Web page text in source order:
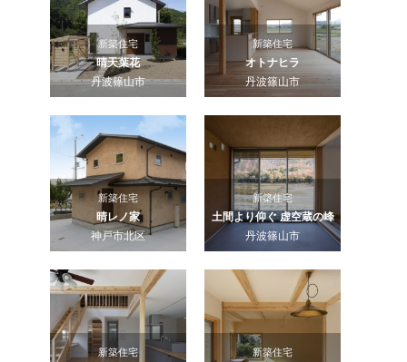
新築住宅
晴天葉花
丹波篠山市
新築住宅
オトナヒラ
丹波篠山市
新築住宅
晴レノ家
神戸市北区
新築住宅
土間より仰ぐ 虚空蔵の峰
丹波篠山市
新築住宅 新築住宅